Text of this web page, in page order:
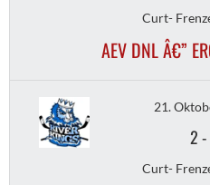
Curt-
AEV DNL Â€”
21.
2-
Curt-